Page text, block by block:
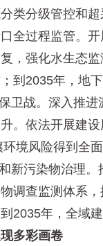
类分级管控和
全过程监管。
，强化水生态
到2035年，地
战。深入推进
。依法开展建
境风险得到全面
污染物治理。推
调查监测体系
2035年，全域
多彩画卷